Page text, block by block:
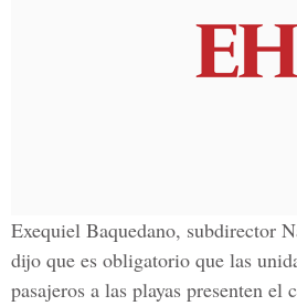
Exequiel Baquedano, subdirector
dijo que es obligatorio que las
pasajeros a las playas presenten